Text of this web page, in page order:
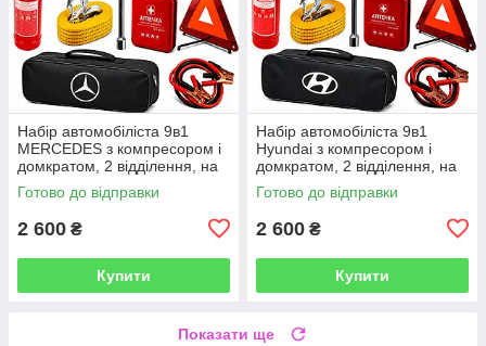
Набір автомобіліста 9в1
MERCEDES з компресором і
домкратом, 2 відділення, на
липучках, чорний
Готово до відправки
2 600 ₴
Купити
Набір автомобіліста 9в1
Hyundai з компресором і
домкратом, 2 відділення, на
липучках, чорний
Готово до відправки
2 600 ₴
Купити
Показати ще